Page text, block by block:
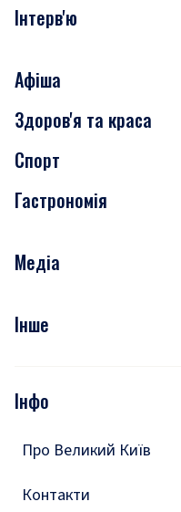
Інтерв'ю
Афіша
Сьогодні
Завтра
Субота
Здоров'я та краса
Медицина
Краса
Спорт
Гастрономія
Рецепти
Медіа
Фото
Подкасти
Інше
Тести
Інфо
Про Великий Київ
Контакти